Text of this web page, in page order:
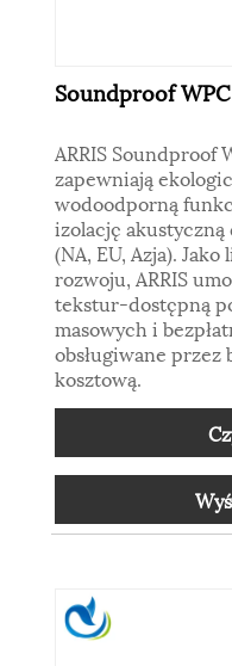
Soundproof
ARRIS Soundproof
zapewniają
wodoodporną
izolację
(NA, EU, Azja).
rozwoju, ARRIS
tekstur-dostępną
masowych i
obsługiwane
kosztową.